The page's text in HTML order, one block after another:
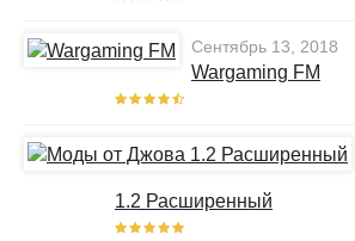
Сентябрь 13, 2018
Wargaming FM
1.2 Расширенный